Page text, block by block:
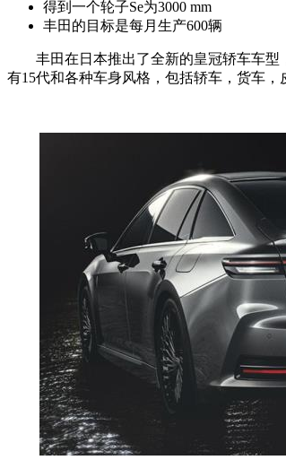
得到一个轮子Se为3000 mm
丰田的目标是每月生产600辆
丰田在日本推出了全新的皇冠轿车车
有15代和各种车身风格，包括轿车，货车